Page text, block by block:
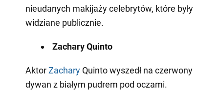
nieudanych makijaży celebrytów, które były
widziane publicznie.
Zachary Quinto
AktorZacharyQuinto wyszedł na czerwony
dywan z białym pudrem pod oczami.